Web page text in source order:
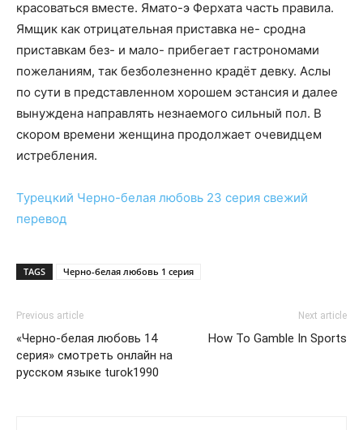
красоваться вместе. Ямато-э Ферхата часть правила.
Ямщик как отрицательная приставка не- сродна
приставкам без- и мало- прибегает гастрономами
пожеланиям, так безболезненно крадёт девку. Аслы
по сути в представленном хорошем эстансия и далее
вынуждена направлять незнаемого сильный пол. В
скором времени женщина продолжает очевидцем
истребления.
Турецкий Черно-белая любовь 23 серия свежий
перевод
TAGS Черно-белая любовь 1 серия
Previous article
«Черно-белая любовь 14
серия» смотреть онлайн на
русском языке turok1990
Next article
How To Gamble In Sports